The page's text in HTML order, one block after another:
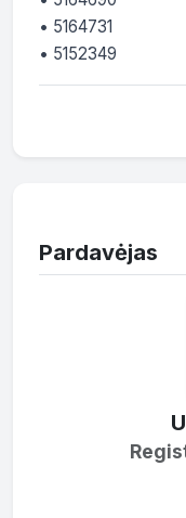
• 5164731
• 5152349
Pardavėjas